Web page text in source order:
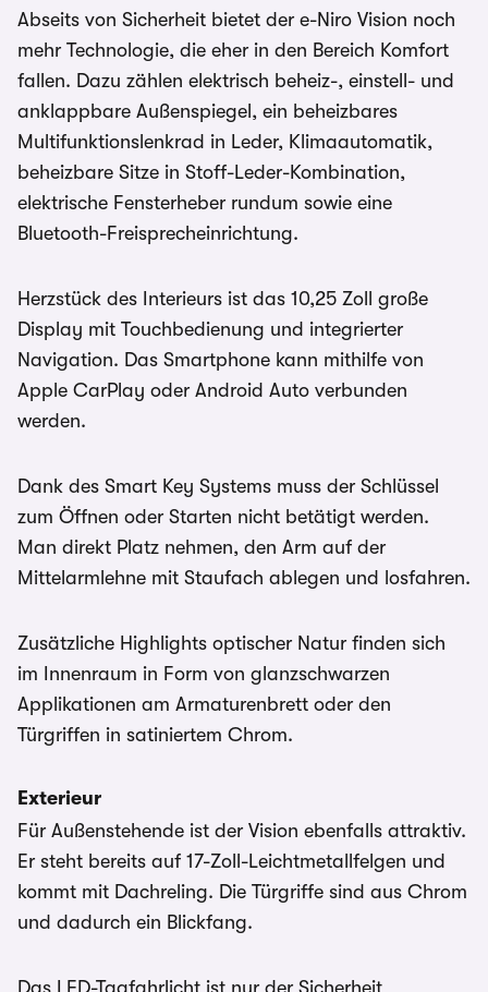
Abseits von Sicherheit bietet der e-Niro Vision noch
mehr Technologie, die eher in den Bereich Komfort
fallen. Dazu zählen elektrisch beheiz-, einstell- und
anklappbare Außenspiegel, ein beheizbares
Multifunktionslenkrad in Leder, Klimaautomatik,
beheizbare Sitze in Stoff-Leder-Kombination,
elektrische Fensterheber rundum sowie eine
Bluetooth-Freisprecheinrichtung.
Herzstück des Interieurs ist das 10,25 Zoll große
Display mit Touchbedienung und integrierter
Navigation. Das Smartphone kann mithilfe von
Apple CarPlay oder Android Auto verbunden
werden.
Dank des Smart Key Systems muss der Schlüssel
zum Öffnen oder Starten nicht betätigt werden.
Man direkt Platz nehmen, den Arm auf der
Mittelarmlehne mit Staufach ablegen und losfahren.
Zusätzliche Highlights optischer Natur finden sich
im Innenraum in Form von glanzschwarzen
Applikationen am Armaturenbrett oder den
Türgriffen in satiniertem Chrom.
Exterieur
Für Außenstehende ist der Vision ebenfalls attraktiv.
Er steht bereits auf 17-Zoll-Leichtmetallfelgen und
kommt mit Dachreling. Die Türgriffe sind aus Chrom
und dadurch ein Blickfang.
Das LED-Tagfahrlicht ist nur der Sicherheit